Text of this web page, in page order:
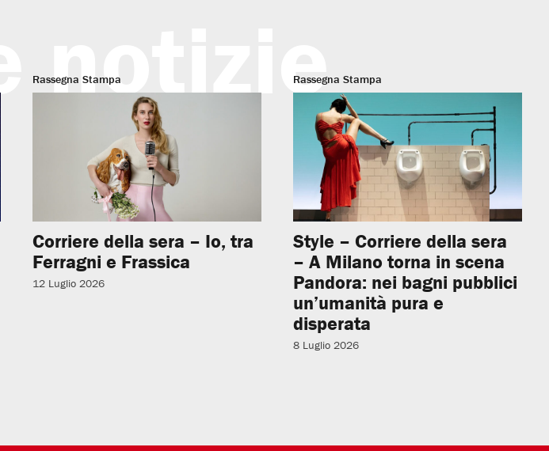
notizie
Rassegna Stampa
Corriere della sera – Io, tra
Ferragni e Frassica
12 Luglio 2026
Rassegna Stampa
Style – Corriere della sera
– A Milano torna in scena
Pandora: nei bagni pubblici
un’umanità pura e
disperata
8 Luglio 2026